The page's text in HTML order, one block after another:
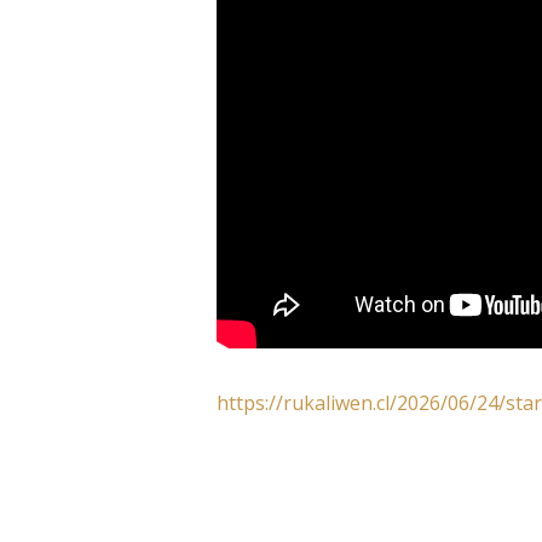
https://rukaliwen.cl/2026/06/24/